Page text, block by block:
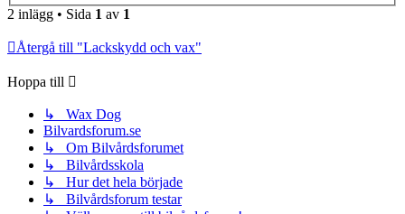
2 inlägg • Sida 1 av 1
Återgå till "Lackskydd och vax"
Hoppa till
↳ Wax Dog
Bilvardsforum.se
↳ Om Bilvårdsforumet
↳ Bilvårdsskola
↳ Hur det hela började
↳ Bilvårdsforum testar